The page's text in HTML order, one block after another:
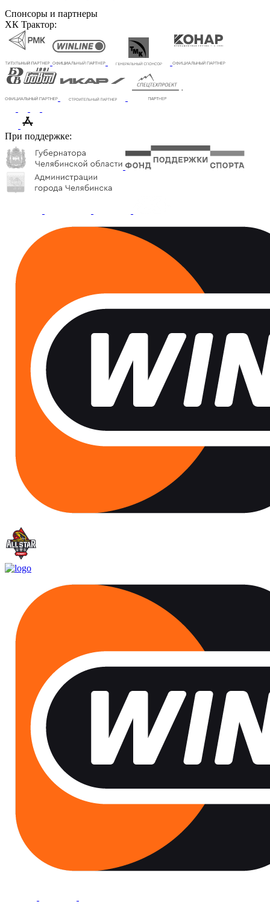
Спонсоры и партнеры
ХК Трактор:
При поддержке: